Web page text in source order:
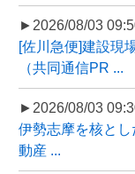
►2026/08/03
[佐川急便]建設現
（共同通信PR ...
►2026/08/03
伊勢志摩を核と
動産 ...